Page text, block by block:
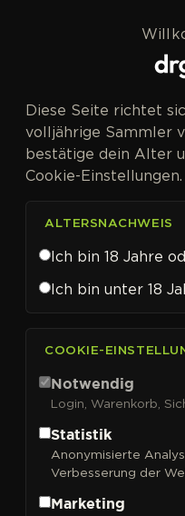
DNA
Sortieren nach
Diese Seite richtet
volljährige Sammler
bestätige dein Alter
Cookie-Einstellungen.
ALTERSNACHWEIS
Ich bin 18 Jahre
Ich bin unter 18
COOKIE-
Notwendig
Login, Warenkorb,
Statistik
Anonymisierte
Verbesserung der
Marketing